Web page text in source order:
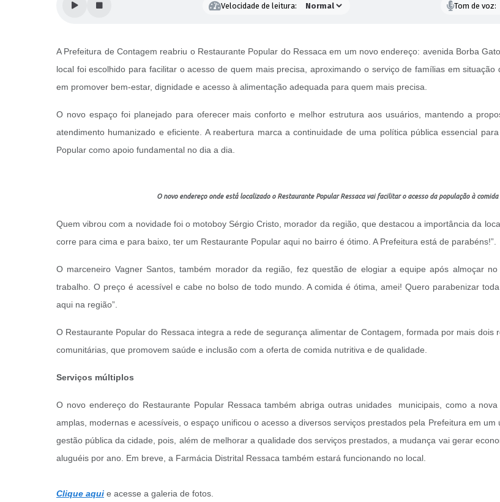
Velocidade de leitura: Tom de voz:
A Prefeitura de Contagem reabriu o Restaurante Popular do Ressaca em um novo endereço: avenida Borba
local foi escolhido para facilitar o acesso de quem mais precisa, aproximando o serviço de famílias em
em promover bem-estar, dignidade e acesso à alimentação adequada para quem mais precisa.
O novo espaço foi planejado para oferecer mais conforto e melhor estrutura aos usuários, mantendo a
atendimento humanizado e eficiente. A reabertura marca a continuidade de uma política pública essencial
Popular como apoio fundamental no dia a dia.
O novo endereço onde está localizado o Restaurante Popular Ressaca vai facilitar o acesso da população à
Quem vibrou com a novidade foi o motoboy Sérgio Cristo, morador da região, que destacou a importância da
corre para cima e para baixo, ter um Restaurante Popular aqui no bairro é ótimo. A Prefeitura está de parabéns!”.
O marceneiro Vagner Santos, também morador da região, fez questão de elogiar a equipe após almoçar
trabalho. O preço é acessível e cabe no bolso de todo mundo. A comida é ótima, amei! Quero parabenizar
aqui na região”.
O Restaurante Popular do Ressaca integra a rede de segurança alimentar de Contagem, formada por mais
comunitárias, que promovem saúde e inclusão com a oferta de comida nutritiva e de qualidade.
Serviços múltiplos
O novo endereço do Restaurante Popular Ressaca também abriga outras unidades municipais, como a
amplas, modernas e acessíveis, o espaço unificou o acesso a diversos serviços prestados pela Prefeitura em
gestão pública da cidade, pois, além de melhorar a qualidade dos serviços prestados, a mudança vai gerar
aluguéis por ano. Em breve, a Farmácia Distrital Ressaca também estará funcionando no local.
Clique aqui e acesse a galeria de fotos.